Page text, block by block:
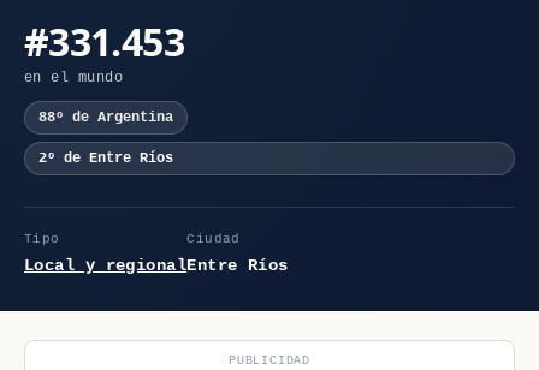
#331.453
en el mundo
88º de Argentina
2º de Entre Ríos
Tipo
Local y regional
Ciudad
Entre Ríos
PUBLICIDAD